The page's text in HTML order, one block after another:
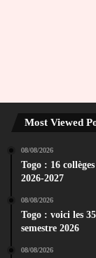
Most Viewed
08/08/2026
Togo : 16
2026-2027
08/08/2026
Togo : voici les
semestre 2026
08/08/2026